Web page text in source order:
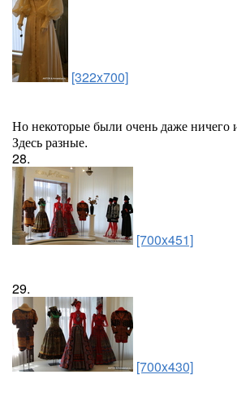
[322x700]
Но некоторые были очень даже ничего
Здесь разные.
28.
[700x451]
29.
[700x430]